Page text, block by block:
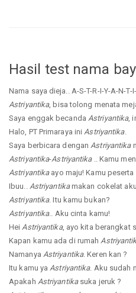
Hasil test nama
Nama saya dieja.. A-S-T-R-I-Y-A-N-T-
Astriyantika, bisa tolong menata
Saya enggak becanda Astriyantika,
Halo, PT Primaraya ini Astriyantika.
Saya berbicara dengan Astriyantika
Astriyantika-Astriyantika.. Kamu
Astriyantikaayo maju! Kamu peserta
Ibuu.. Astriyantikamakan cokelat aku
Astriyantika. Itu kamu bukan?
Astriyantika.. Aku cinta kamu!
Hei Astriyantika, ayo kita berangkat
Kapan kamu ada di rumah
Namanya Astriyantika. Keren kan ?
Itu kamu ya Astriyantika. Aku sudah
Apakah Astriyantikasuka jeruk ?